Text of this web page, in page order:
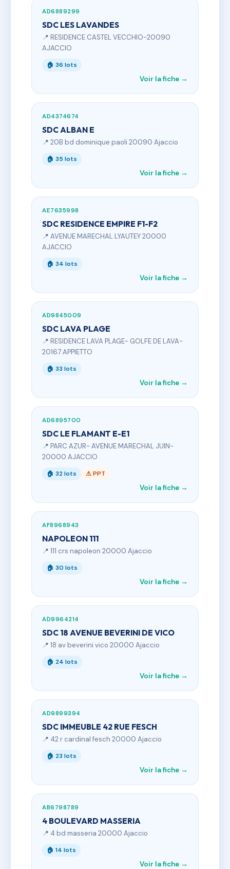
AD6889299
SDC LES LAVANDES
📍 RESIDENCE CASTEL VECCHIO-20090
AJACCIO
🏠 36 lots
Voir la fiche →
AD4374674
SDC ALBAN E
📍 20B bd dominique paoli 20090 Ajaccio
🏠 35 lots
Voir la fiche →
AE7635998
SDC RESIDENCE EMPIRE F1-F2
📍 AVENUE MARECHAL LYAUTEY 20000
AJACCIO
🏠 34 lots
Voir la fiche →
AD9845009
SDC LAVA PLAGE
📍 RESIDENCE LAVA PLAGE- GOLFE DE LAVA-
20167 APPIETTO
🏠 33 lots
Voir la fiche →
AD6895700
SDC LE FLAMANT E-E1
📍 PARC AZUR- AVENUE MARECHAL JUIN-
20000 AJACCIO
🏠 32 lots ⚠ PPT
Voir la fiche →
AF8968943
NAPOLEON 111
📍 111 crs napoleon 20000 Ajaccio
🏠 30 lots
Voir la fiche →
AD9964214
SDC 18 AVENUE BEVERINI DE VICO
📍 18 av beverini vico 20000 Ajaccio
🏠 24 lots
Voir la fiche →
AD9899394
SDC IMMEUBLE 42 RUE FESCH
📍 42 r cardinal fesch 20000 Ajaccio
🏠 23 lots
Voir la fiche →
AB6798789
4 BOULEVARD MASSERIA
📍 4 bd masseria 20000 Ajaccio
🏠 14 lots
Voir la fiche →